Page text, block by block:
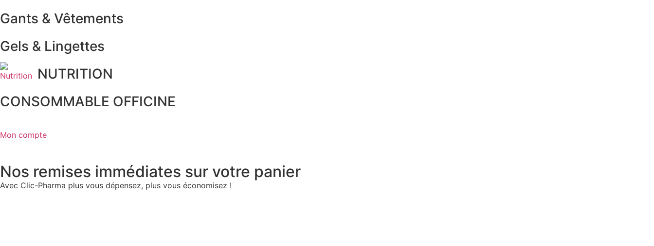
Gants & Vêtements
Gels & Lingettes
NUTRITION
CONSOMMABLE OFFICINE
Mon compte
Nos remises immédiates sur votre panier
Avec Clic-Pharma plus vous dépensez, plus vous économisez !